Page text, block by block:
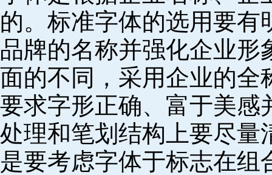
的。标准字体的选用要
品牌的名称并强化企业
面的不同，采用企业的全
要求字形正确、富于美感
处理和笔划结构上要尽量
是要考虑字体于标志在